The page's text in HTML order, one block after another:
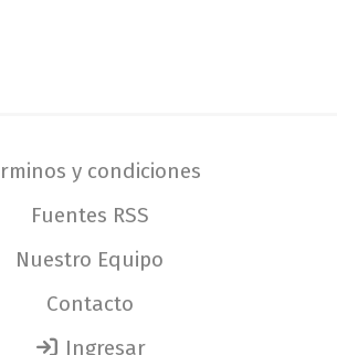
y condiciones
Fuentes RSS
Nuestro Equipo
Contacto
Ingresar